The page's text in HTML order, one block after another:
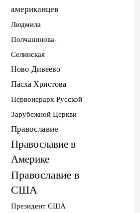
американцев
Людмила
Полчанинова-
Селинская
Ново-Дивеево
Пасха Христова
Первоиерарх Русской
Зарубежной Церкви
Православие
Православие в
Америке
Православие в
США
Президент США